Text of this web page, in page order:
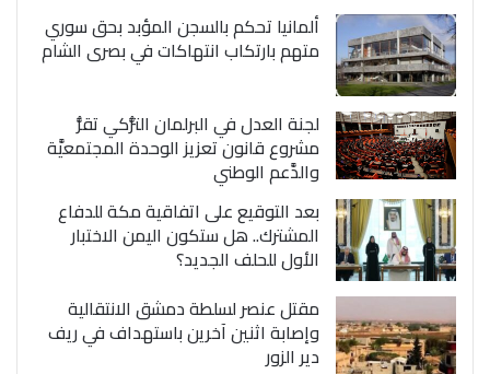
ألمانيا تحكم بالسجن المؤبد بحق سوري
متهم بارتكاب انتهاكات في بصرى الشام
لجنة العدل في البرلمان التُّركي تقرُّ
مشروع قانون تعزيز الوحدة المجتمعيَّة
والدَّعم الوطني
بعد التوقيع على اتفاقية مكة للدفاع
المشترك.. هل ستكون اليمن الاختبار
الأول للحلف الجديد؟
مقتل عنصر لسلطة دمشق الانتقالية
وإصابة اثنين آخرين باستهداف في ريف
دير الزور